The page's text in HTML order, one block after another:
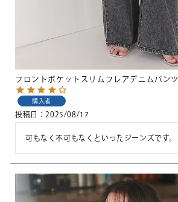
フロントポケットスリムフレアデニムパンツ
購入者
投稿日 2025/08/17
可もなく不可もなくといったジーンズです。